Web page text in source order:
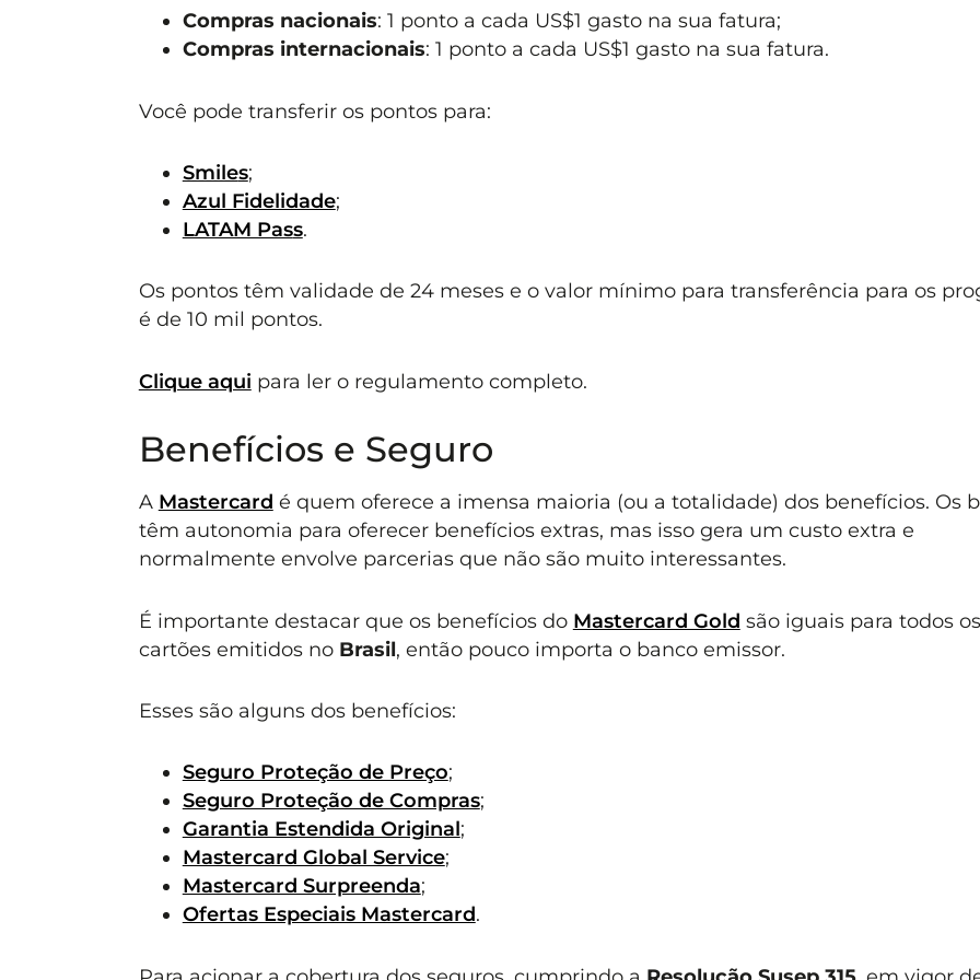
Compras nacionais: 1 ponto a cada US$1 gasto na sua fatura;
Compras internacionais: 1 ponto a cada US$1 gasto na sua fatura.
Você pode transferir os pontos para:
Smiles;
Azul Fidelidade;
LATAM Pass.
Os pontos têm validade de 24 meses e o valor mínimo para transferência para os
é de 10 mil pontos.
Clique aqui para ler o regulamento completo.
Benefícios e Seguro
A Mastercard é quem oferece a imensa maioria (ou a totalidade) dos benefícios. Os
têm autonomia para oferecer benefícios extras, mas isso gera um custo extra e
normalmente envolve parcerias que não são muito interessantes.
É importante destacar que os benefícios do Mastercard Gold são iguais para todos os
cartões emitidos no Brasil, então pouco importa o banco emissor.
Esses são alguns dos benefícios:
Seguro Proteção de Preço;
Seguro Proteção de Compras;
Garantia Estendida Original;
Mastercard Global Service;
Mastercard Surpreenda;
Ofertas Especiais Mastercard.